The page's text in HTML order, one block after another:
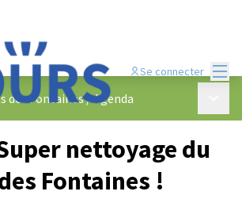
Se connecter
des Fontaines/Agenda
nettoyage du
Fontaines !